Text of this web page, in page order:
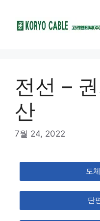
전선 –
산
7월 24, 2022
도
단